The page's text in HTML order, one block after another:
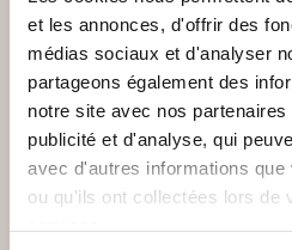
et les annonces, d'offrir des
médias sociaux et d'analyser
partageons également des
notre site avec nos
publicité et d'analyse, qui
avec d'autres informations
ou qu'ils ont collectées lors de